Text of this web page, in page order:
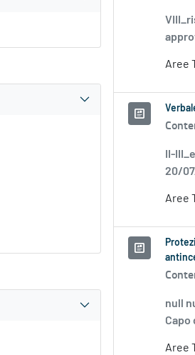
Aree
II-
20/
Aree
null
Capo
Aree